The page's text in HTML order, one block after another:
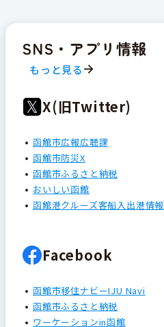
SNS・アプリ情報
もっと見る
X(旧Twitter)
函館市広報広聴課
函館市防災X
函館市ふるさと納税
おいしい函館
函館港クルーズ客船入出港情報
Facebook
函館市移住ナビーIJU Navi
函館市ふるさと納税
ワーケーションin函館